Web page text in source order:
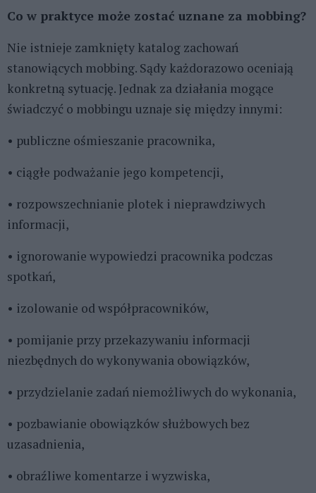
Co w praktyce może zostać uznane za mobbing?
Nie istnieje zamknięty katalog zachowań
stanowiących mobbing. Sądy każdorazowo oceniają
konkretną sytuację. Jednak za działania mogące
świadczyć o mobbingu uznaje się między innymi:
• publiczne ośmieszanie pracownika,
• ciągłe podważanie jego kompetencji,
• rozpowszechnianie plotek i nieprawdziwych
informacji,
• ignorowanie wypowiedzi pracownika podczas
spotkań,
• izolowanie od współpracowników,
• pomijanie przy przekazywaniu informacji
niezbędnych do wykonywania obowiązków,
• przydzielanie zadań niemożliwych do wykonania,
• pozbawianie obowiązków służbowych bez
uzasadnienia,
• obraźliwe komentarze i wyzwiska,